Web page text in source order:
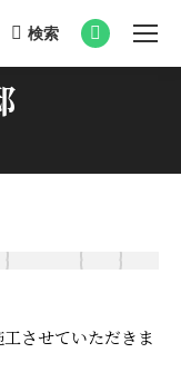
Search:
検索
Facebook
page
させていただきま